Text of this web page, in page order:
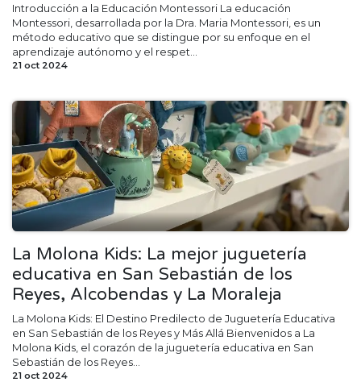
Introducción a la Educación Montessori La educación
Montessori, desarrollada por la Dra. Maria Montessori, es un
método educativo que se distingue por su enfoque en el
aprendizaje autónomo y el respet...
21 oct 2024
La Molona Kids: La mejor juguetería
educativa en San Sebastián de los
Reyes, Alcobendas y La Moraleja
La Molona Kids: El Destino Predilecto de Juguetería Educativa
en San Sebastián de los Reyes y Más Allá Bienvenidos a La
Molona Kids, el corazón de la juguetería educativa en San
Sebastián de los Reyes...
21 oct 2024